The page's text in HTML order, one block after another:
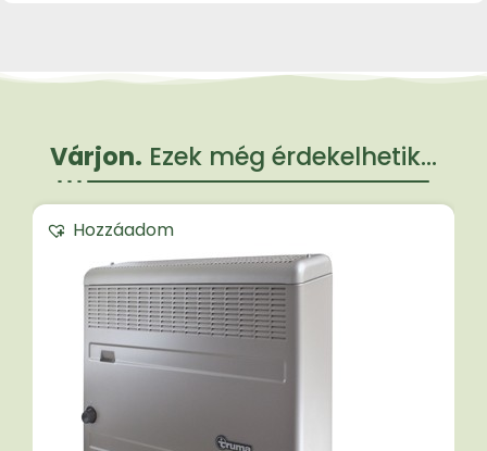
Várjon. Ezek még érdekelhetik...
Hozzáadom